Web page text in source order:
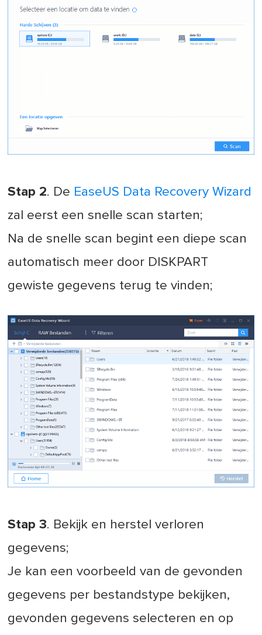
Stap 2. De EaseUS Data Recovery Wizard
zal eerst een snelle scan starten;
Na de snelle scan begint een diepe scan
automatisch meer door DISKPART
gewiste gegevens terug te vinden;
Stap 3. Bekijk en herstel verloren
gegevens;
Je kan een voorbeeld van de gevonden
gegevens per bestandstype bekijken,
gevonden gegevens selecteren en op